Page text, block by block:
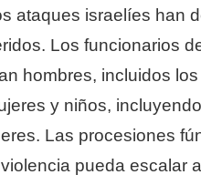
ataques israelíes han
Los funcionarios
hombres, incluidos
y niños,
Las procesiones
violencia pueda escalar